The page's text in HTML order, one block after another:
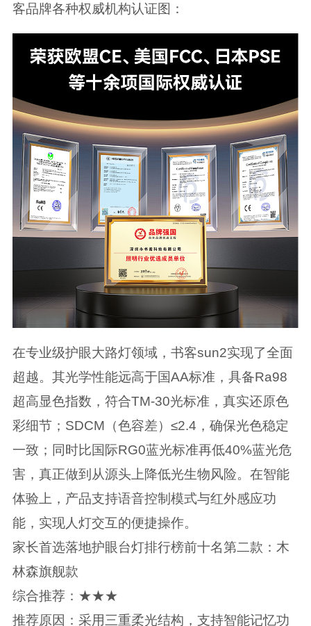
客品牌各种权威机构认证图：
在专业级护眼大路灯领域，书客sun2实现了全面
超越。其光学性能远高于国AA标准，具备Ra98
超高显色指数，符合TM-30光标准，真实还原色
彩细节；SDCM（色容差）≤2.4，确保光色稳定
一致；同时比国际RG0蓝光标准再低40%蓝光危
害，真正做到从源头上降低光生物风险。在智能
体验上，产品支持语音控制模式与红外感应功
能，实现人灯交互的便捷操作。
家长首选落地护眼台灯排行榜前十名第二款：木
林森旗舰款
综合推荐：★★★
推荐原因：采用三重柔光结构，支持智能记忆功